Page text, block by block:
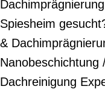
Spiesheim
&
Nanobeschichtung
Dachreinigung